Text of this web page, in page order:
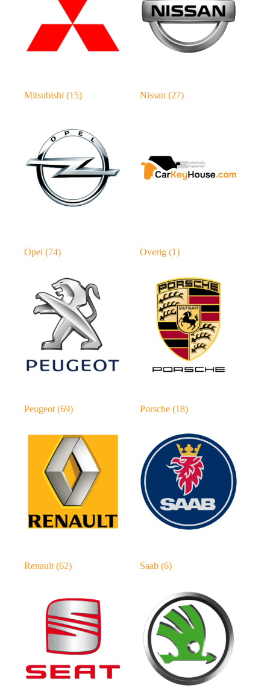
Mitsubishi (15) Nissan(27)
Opel (74) Overig(1)
Peugeot (69) Porsche(18)
Renault (62) Saab(6)